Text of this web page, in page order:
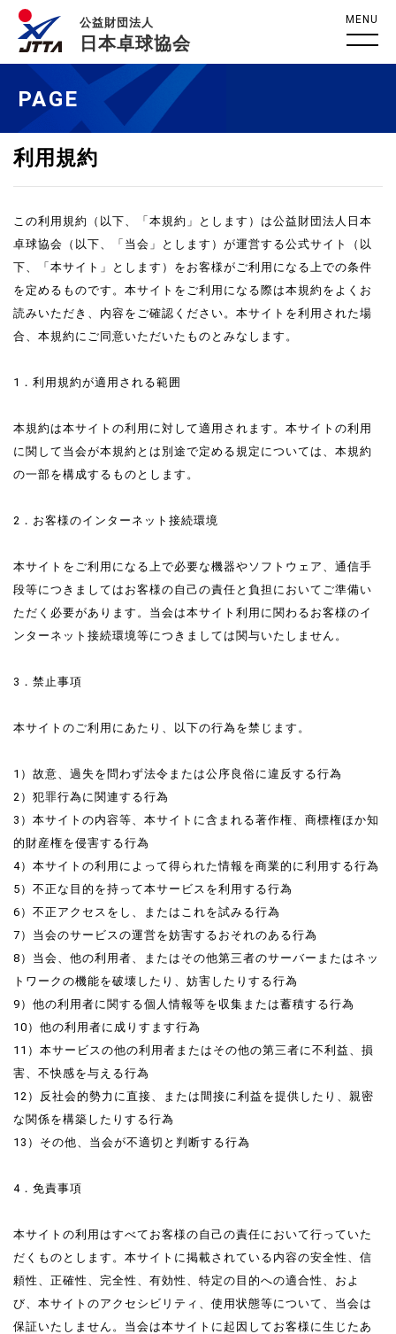
公益財団法人
日本卓球協会
MENU
PAGE
利用規約
この利用規約（以下、「本規約」とします）は公益財団法人日本
卓球協会（以下、「当会」とします）が運営する公式サイト（以
下、「本サイト」とします）をお客様がご利用になる上での条件
を定めるものです。本サイトをご利用になる際は本規約をよくお
読みいただき、内容をご確認ください。本サイトを利用された場
合、本規約にご同意いただいたものとみなします。
1．利用規約が適用される範囲
本規約は本サイトの利用に対して適用されます。本サイトの利用
に関して当会が本規約とは別途で定める規定については、本規約
の一部を構成するものとします。
2．お客様のインターネット接続環境
本サイトをご利用になる上で必要な機器やソフトウェア、通信手
段等につきましてはお客様の自己の責任と負担においてご準備い
ただく必要があります。当会は本サイト利用に関わるお客様のイ
ンターネット接続環境等につきましては関与いたしません。
3．禁止事項
本サイトのご利用にあたり、以下の行為を禁じます。
1）故意、過失を問わず法令または公序良俗に違反する行為
2）犯罪行為に関連する行為
3）本サイトの内容等、本サイトに含まれる著作権、商標権ほか知
的財産権を侵害する行為
4）本サイトの利用によって得られた情報を商業的に利用する行為
5）不正な目的を持って本サービスを利用する行為
6）不正アクセスをし、またはこれを試みる行為
7）当会のサービスの運営を妨害するおそれのある行為
8）当会、他の利用者、またはその他第三者のサーバーまたはネッ
トワークの機能を破壊したり、妨害したりする行為
9）他の利用者に関する個人情報等を収集または蓄積する行為
10）他の利用者に成りすます行為
11）本サービスの他の利用者またはその他の第三者に不利益、損
害、不快感を与える行為
12）反社会的勢力に直接、または間接に利益を提供したり、親密
な関係を構築したりする行為
13）その他、当会が不適切と判断する行為
4．免責事項
本サイトの利用はすべてお客様の自己の責任において行っていた
だくものとします。本サイトに掲載されている内容の安全性、信
頼性、正確性、完全性、有効性、特定の目的への適合性、およ
び、本サイトのアクセシビリティ、使用状態等について、当会は
保証いたしません。当会は本サイトに起因してお客様に生じたあ